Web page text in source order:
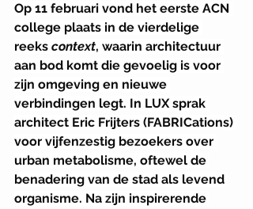
Op 11 februari vond het eerste ACN
college plaats in de vierdelige
reeks context, waarin architectuur
aan bod komt die gevoelig is voor
zijn omgeving en nieuwe
verbindingen legt. In LUX sprak
architect Eric Frijters (FABRICations)
voor vijfenzestig bezoekers over
urban metabolisme, oftewel de
benadering van de stad als levend
organisme. Na zijn inspirerende